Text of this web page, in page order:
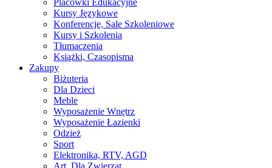
Placówki Edukacyjne
Kursy Językowe
Konferencje, Sale Szkoleniowe
Kursy i Szkolenia
Tłumaczenia
Książki, Czasopisma
Zakupy
Biżuteria
Dla Dzieci
Meble
Wyposażenie Wnętrz
Wyposażenie Łazienki
Odzież
Sport
Elektronika, RTV, AGD
Art. Dla Zwierząt